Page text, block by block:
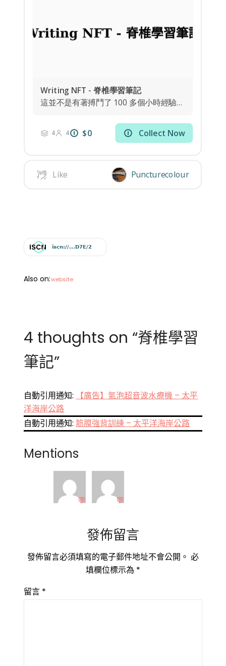
Also on:website
4 thoughts on “脊椎學習
筆記”
自動引用通知:
【廣告】氣泡超音波水療機 – 太平
洋海岸公路
自動引用通知:筋膜強背訓練 – 太平洋海岸公路
Mentions
💬 💬
發佈留言
發佈留言必須填寫的電子郵件地址不會公開。 必
填欄位標示為 *
留言 *